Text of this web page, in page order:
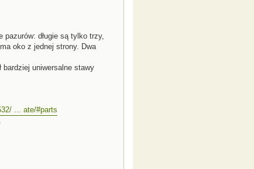
pazurów: długie są tylko trzy,
oko z jednej strony. Dwa
bardziej uniwersalne stawy
... ate/#parts